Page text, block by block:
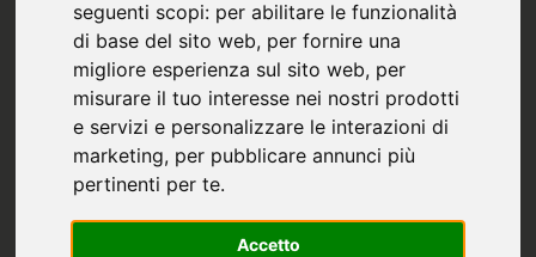
seguenti scopi: per abilitare le funzionalità
di base del sito web, per fornire una
migliore esperienza sul sito web, per
misurare il tuo interesse nei nostri prodotti
e servizi e personalizzare le interazioni di
marketing, per pubblicare annunci più
pertinenti per te.
Accetto